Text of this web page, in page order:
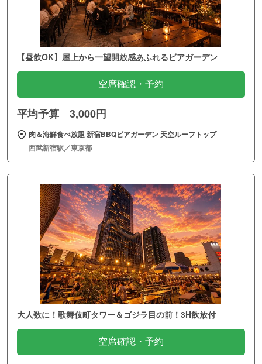
【昼飲OK】屋上から一望開放感あふれるビアガーデン
空席確認・予約
平均予算 3,000円
肉＆海鮮食べ放題 新宿BBQビアガーデン 天空ルーフトップ
西武新宿駅／東京都
大人数に！歌舞伎町タワー＆ゴジラ目の前！3H飲放付
空席確認・予約